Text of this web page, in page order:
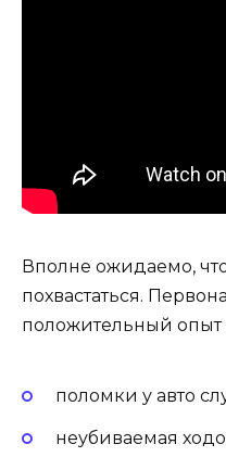
Вполне ожидаемо,
похвастаться.
положительный опыт
поломки у авто
неубиваемая